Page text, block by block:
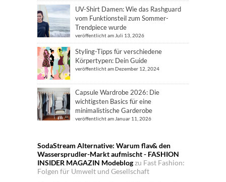
UV-Shirt Damen: Wie das Rashguard
vom Funktionsteil zum Sommer-
Trendpiece wurde
veröffentlicht am Juli 13, 2026
Styling-Tipps für verschiedene
Körpertypen: Dein Guide
veröffentlicht am Dezember 12, 2024
Capsule Wardrobe 2026: Die
wichtigsten Basics für eine
minimalistische Garderobe
veröffentlicht am Januar 11, 2026
SodaStream Alternative: Warum flav& den
Wassersprudler-Markt aufmischt - FASHION
INSIDER MAGAZIN Modeblogzu Fast Fashion:
Folgen für Umwelt und Gesellschaft